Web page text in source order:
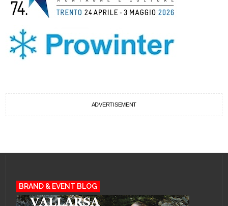
ADVERTISEMENT
BRAND & EVENT BLOG